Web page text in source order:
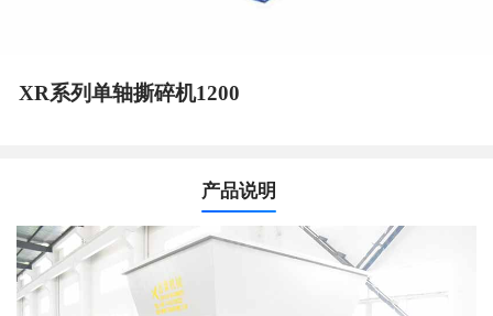
XR系列单轴撕碎机1200
产品说明